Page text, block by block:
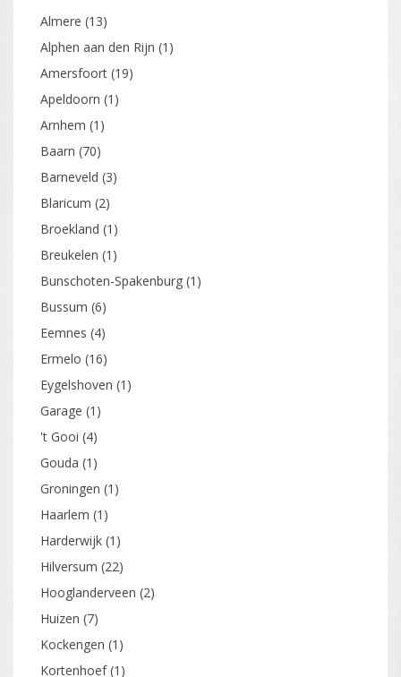
Almere (13)
Alphen aan den Rijn (1)
Amersfoort (19)
Apeldoorn (1)
Arnhem (1)
Baarn (70)
Barneveld (3)
Blaricum (2)
Broekland (1)
Breukelen (1)
Bunschoten-Spakenburg (1)
Bussum (6)
Eemnes (4)
Ermelo (16)
Eygelshoven (1)
Garage (1)
't Gooi (4)
Gouda (1)
Groningen (1)
Haarlem (1)
Harderwijk (1)
Hilversum (22)
Hooglanderveen (2)
Huizen (7)
Kockengen (1)
Kortenhoef(1)